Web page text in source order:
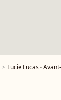
Lucie Lucas -